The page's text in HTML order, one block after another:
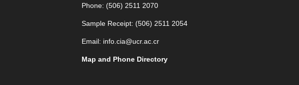
Phone: (506) 2511 2070
Sample Receipt: (506) 2511 2054
Email: info.cia@ucr.ac.cr
Map and Phone Directory